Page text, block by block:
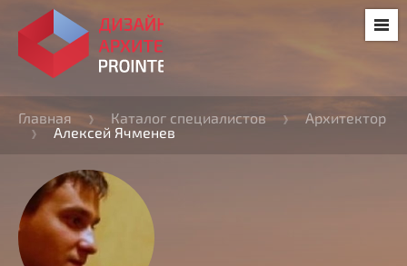
Главная Каталог специалистов
Архитектор
Алексей Ячменев